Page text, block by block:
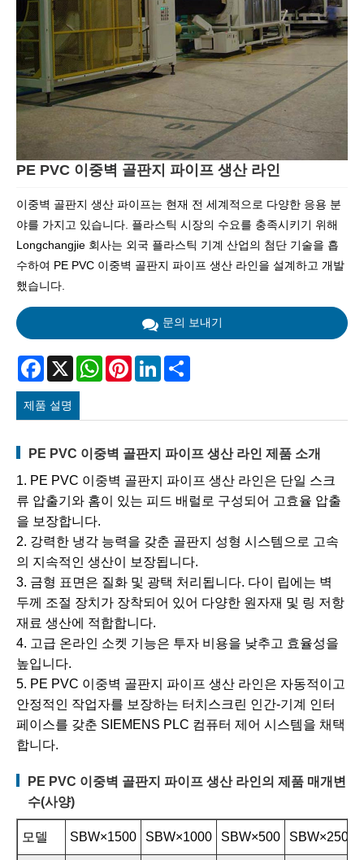
PE PVC 이중벽 골판지 파이프 생산 라인
이중벽 골판지 생산 파이프는 현재 전 세계적으로 다양한 응용 분
야를 가지고 있습니다. 플라스틱 시장의 수요를 충족시키기 위해
Longchangjie 회사는 외국 플라스틱 기계 산업의 첨단 기술을 흡
수하여 PE PVC 이중벽 골판지 파이프 생산 라인을 설계하고 개발
했습니다.
문의 보내기
Facebook
X WhatsAppPinterestLinkedIn
제품 설명
PE PVC 이중벽 골판지 파이프 생산 라인 제품 소개
1. PE PVC 이중벽 골판지 파이프 생산 라인은 단일 스크
류 압출기와 홈이 있는 피드 배럴로 구성되어 고효율 압출
을 보장합니다.
2. 강력한 냉각 능력을 갖춘 골판지 성형 시스템으로 고속
의 지속적인 생산이 보장됩니다.
3. 금형 표면은 질화 및 광택 처리됩니다. 다이 립에는 벽
두께 조절 장치가 장착되어 있어 다양한 원자재 및 링 저항
재료 생산에 적합합니다.
4. 고급 온라인 소켓 기능은 투자 비용을 낮추고 효율성을
높입니다.
5. PE PVC 이중벽 골판지 파이프 생산 라인은 자동적이고
안정적인 작업자를 보장하는 터치스크린 인간-기계 인터
페이스를 갖춘 SIEMENS PLC 컴퓨터 제어 시스템을 채택
합니다.
PE PVC 이중벽 골판지 파이프 생산 라인의 제품 매개변
수(사양)
모델 SBW×1500 SBW×1000 SBW×500 SBW×250